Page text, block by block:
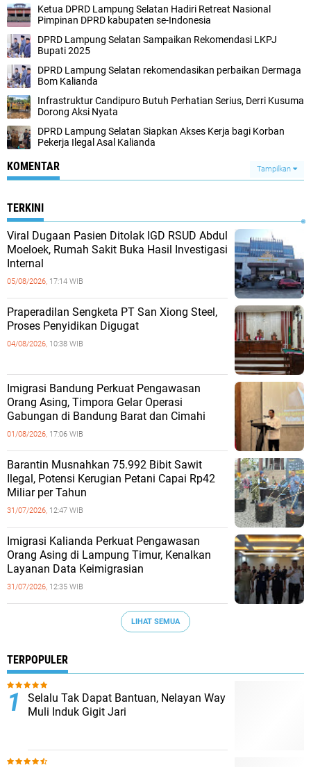
Ketua DPRD Lampung Selatan Hadiri Retreat Nasional
Pimpinan DPRD kabupaten se-Indonesia
DPRD Lampung Selatan Sampaikan Rekomendasi LKPJ
Bupati 2025
DPRD Lampung Selatan rekomendasikan perbaikan Dermaga
Bom Kalianda
Infrastruktur Candipuro Butuh Perhatian Serius, Derri Kusuma
Dorong Aksi Nyata
DPRD Lampung Selatan Siapkan Akses Kerja bagi Korban
Pekerja Ilegal Asal Kalianda
KOMENTAR Tampilkan
TERKINI
Viral Dugaan Pasien Ditolak IGD RSUD Abdul
Moeloek, Rumah Sakit Buka Hasil Investigasi
Internal
05/08/2026, 17:14 WIB
Praperadilan Sengketa PT San Xiong Steel,
Proses Penyidikan Digugat
04/08/2026, 10:38 WIB
Imigrasi Bandung Perkuat Pengawasan
Orang Asing, Timpora Gelar Operasi
Gabungan di Bandung Barat dan Cimahi
01/08/2026, 17:06 WIB
Barantin Musnahkan 75.992 Bibit Sawit
Ilegal, Potensi Kerugian Petani Capai Rp42
Miliar per Tahun
31/07/2026, 12:47 WIB
Imigrasi Kalianda Perkuat Pengawasan
Orang Asing di Lampung Timur, Kenalkan
Layanan Data Keimigrasian
31/07/2026, 12:35 WIB
LIHAT SEMUA
TERPOPULER
Selalu Tak Dapat Bantuan, Nelayan Way
Muli Induk Gigit Jari